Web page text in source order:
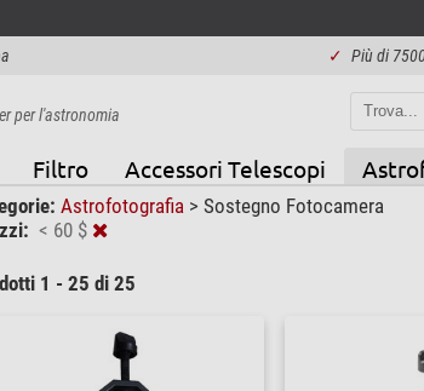
✓ Più di
per l'astronomia
Filtro Accessori Telescopi
Astrofotografia > Sostegno Fotocamera
< 60 $
1 - 25 di 25